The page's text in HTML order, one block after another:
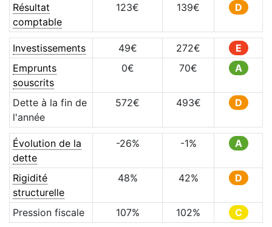
Résultat
comptable
123€ 139€ D
Investissements 49€ 272€
E
Emprunts
souscrits
0€ 70€ A
Dette à la fin de
l'année
572€ 493€ D
Évolution de la
dette
-26% -1% A
Rigidité
structurelle
48% 42% D
Pression fiscale 107% 102% C